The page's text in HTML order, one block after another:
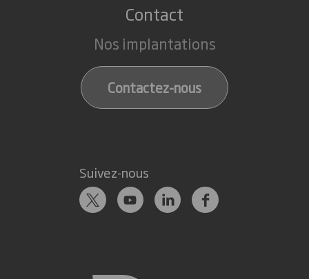
Contact
Nos implantations
Contactez-nous
Suivez-nous